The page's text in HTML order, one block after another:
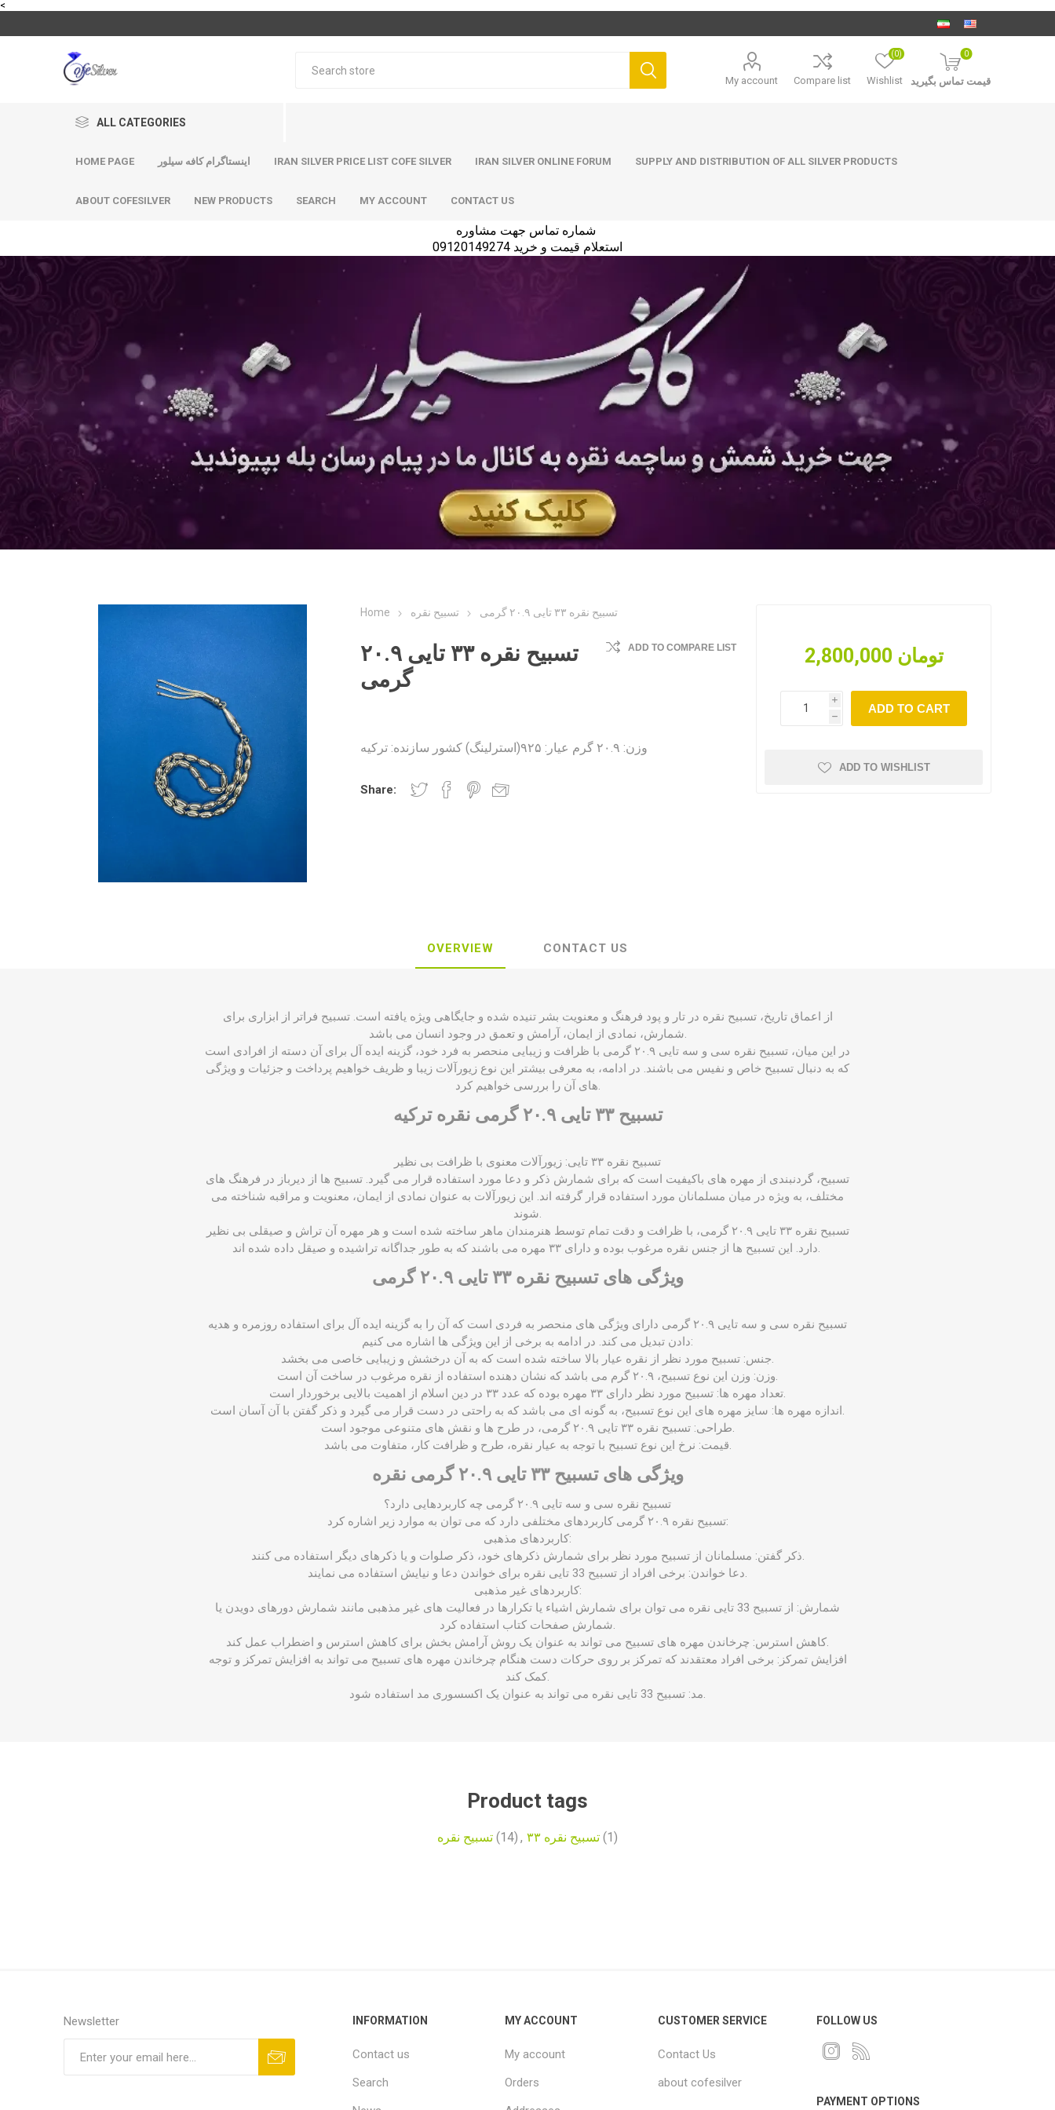
<
My account Compare list Wishlist
(0) 0
قیمت تماس بگیرید
ALL CATEGORIES
HOME PAGE اینستاگرام کافه سیلور IRAN SILVER PRICE LIST COFE SILVER IRAN SILVER ONLINE FORUM SUPPLY AND DISTRIBUTION OF ALL SILVER PRODUCTS
ABOUT COFESILVER NEW PRODUCTS SEARCH MY ACCOUNT CONTACT US
استعلام قیمت و خرید 09120149274
Home تسبیح نقره تسبیح نقره ۳۳ تایی ۲۰.۹ گرمی
تسبیح نقره ۳۳ تایی ۲۰.۹
گرمی
ADD TO COMPARE LIST
وزن: ۲۰.۹ گرم عیار: ۹۲۵(استرلینگ) کشور سازنده: ترکیه
Share:
2,800,000 تومان
i
h
ADD TO CART
ADD TO WISHLIST
OVERVIEW CONTACT US
از اعماق تاریخ، تسبیح نقره در تار و پود فرهنگ و معنویت بشر تنیده شده و جایگاهی ویژه یافته است. تسبیح فراتر از ابزاری برای
شمارش، نمادی از ایمان، آرامش و تعمق در وجود انسان می باشد.
در این میان، تسبیح نقره سی و سه تایی ۲۰.۹ گرمی با ظرافت و زیبایی منحصر به فرد خود، گزینه‌ ایده ‌آل برای آن دسته از افرادی است
که به دنبال تسبیح خاص و نفیس می باشند. در ادامه، به معرفی بیشتر این نوع زیورآلات زیبا و ظریف خواهیم پرداخت و جزئیات و ویژگی
های آن را بررسی خواهیم کرد.
تسبیح ۳۳ تایی ۲۰.۹ گرمی نقره ترکیه
تسبیح نقره ۳۳ تایی: زیورآلات معنوی با ظرافت بی ‌نظیر
تسبیح، گردنبندی از مهره‌ های باکیفیت است که برای شمارش ذکر و دعا مورد استفاده قرار می گیرد. تسبیح ‌ها از دیرباز در فرهنگ ‌های
مختلف، به ویژه در میان مسلمانان مورد استفاده قرار گرفته ‌اند. این زیورآلات به عنوان نمادی از ایمان، معنویت و مراقبه شناخته می
شوند.
تسبیح نقره ۳۳ تایی ۲۰.۹ گرمی، با ظرافت و دقت تمام توسط هنرمندان ماهر ساخته شده است و هر مهره آن تراش و صیقلی بی ‌نظیر
دارد. این تسبیح ها از جنس نقره مرغوب بوده و دارای ۳۳ مهره می باشند که به طور جداگانه تراشیده و صیقل داده شده ‌اند.
ویژگی ‌های تسبیح نقره ۳۳ تایی ۲۰.۹ گرمی
تسبیح نقره سی و سه تایی ۲۰.۹ گرمی دارای ویژگی‌ های منحصر به فردی است که آن را به گزینه‌ ایده ‌آل برای استفاده روزمره و هدیه
دادن تبدیل می ‌کند. در ادامه به برخی از این ویژگی‌ ها اشاره می‌ کنیم:
جنس: تسبیح مورد نظر از نقره عیار بالا ساخته شده است که به آن درخشش و زیبایی خاصی می ‌بخشد.
وزن: وزن این نوع تسبیح، ۲۰.۹ گرم می باشد که نشان‌ دهنده استفاده از نقره مرغوب در ساخت آن است.
تعداد مهره‌ ها: تسبیح مورد نظر دارای ۳۳ مهره بوده که عدد ۳۳ در دین اسلام از اهمیت بالایی برخوردار است.
اندازه مهره ‌ها: سایز مهره ‌های این نوع تسبیح، به گونه ‌ای می باشد که به راحتی در دست قرار می ‌گیرد و ذکر گفتن با آن آسان است.
طراحی: تسبیح نقره ۳۳ تایی ۲۰.۹ گرمی، در طرح ‌ها و نقش‌ های متنوعی موجود است.
قیمت: نرخ این نوع تسبیح با توجه به عیار نقره، طرح و ظرافت کار، متفاوت می باشد.
ویژگی ‌های تسبیح ۳۳ تایی ۲۰.۹ گرمی نقره
تسبیح نقره سی و سه تایی ۲۰.۹ گرمی چه کاربردهایی دارد؟
تسبیح نقره ۲۰.۹ گرمی کاربردهای مختلفی دارد که می ‌توان به موارد زیر اشاره کرد:
کاربردهای مذهبی:
ذکر گفتن: مسلمانان از تسبیح مورد نظر برای شمارش ذکرهای خود، ذکر صلوات و یا ذکرهای دیگر استفاده می ‌کنند.
دعا خواندن: برخی افراد از تسبیح 33 تایی نقره برای خواندن دعا و نیایش استفاده می نمایند.
کاربردهای غیر مذهبی:
شمارش: از تسبیح 33 تایی نقره می ‌توان برای شمارش اشیاء یا تکرارها در فعالیت ‌های غیر مذهبی مانند شمارش دورهای دویدن یا
شمارش صفحات کتاب استفاده کرد.
کاهش استرس: چرخاندن مهره‌ های تسبیح می‌ تواند به عنوان یک روش آرامش ‌بخش برای کاهش استرس و اضطراب عمل کند.
افزایش تمرکز: برخی افراد معتقدند که تمرکز بر روی حرکات دست هنگام چرخاندن مهره‌ های تسبیح می ‌تواند به افزایش تمرکز و توجه
کمک کند.
مد: تسبیح 33 تایی نقره می ‌تواند به عنوان یک اکسسوری مد استفاده شود.
Product tags
تسبیح نقره (14) , تسبیح نقره ۳۳ (1)
Newsletter INFORMATION
Contact us
Search
MY ACCOUNT
My account
Orders
CUSTOMER SERVICE
Contact Us
about cofesilver
FOLLOW US
PAYMENT OPTIONS